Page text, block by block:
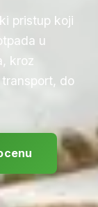
pristup koji
u
kroz
do